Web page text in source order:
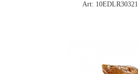
Art: 10EDLR30321